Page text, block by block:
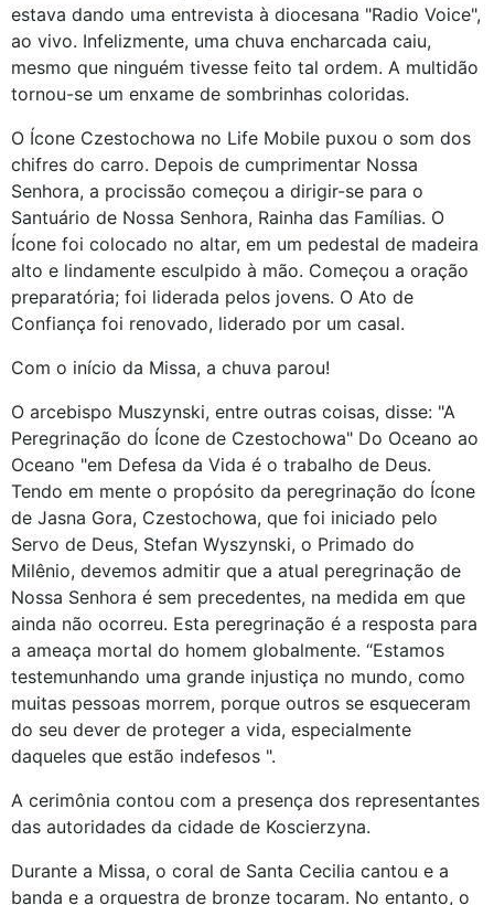
estava dando uma entrevista à diocesana "Radio Voice",
ao vivo. Infelizmente, uma chuva encharcada caiu,
mesmo que ninguém tivesse feito tal ordem. A multidão
tornou-se um enxame de sombrinhas coloridas.
O Ícone Czestochowa no Life Mobile puxou o som dos
chifres do carro. Depois de cumprimentar Nossa
Senhora, a procissão começou a dirigir-se para o
Santuário de Nossa Senhora, Rainha das Famílias. O
Ícone foi colocado no altar, em um pedestal de madeira
alto e lindamente esculpido à mão. Começou a oração
preparatória; foi liderada pelos jovens. O Ato de
Confiança foi renovado, liderado por um casal.
Com o início da Missa, a chuva parou!
O arcebispo Muszynski, entre outras coisas, disse: "A
Peregrinação do Ícone de Czestochowa" Do Oceano ao
Oceano "em Defesa da Vida é o trabalho de Deus.
Tendo em mente o propósito da peregrinação do Ícone
de Jasna Gora, Czestochowa, que foi iniciado pelo
Servo de Deus, Stefan Wyszynski, o Primado do
Milênio, devemos admitir que a atual peregrinação de
Nossa Senhora é sem precedentes, na medida em que
ainda não ocorreu. Esta peregrinação é a resposta para
a ameaça mortal do homem globalmente. “Estamos
testemunhando uma grande injustiça no mundo, como
muitas pessoas morrem, porque outros se esqueceram
do seu dever de proteger a vida, especialmente
daqueles que estão indefesos ".
A cerimônia contou com a presença dos representantes
das autoridades da cidade de Koscierzyna.
Durante a Missa, o coral de Santa Cecilia cantou e a
banda e a orquestra de bronze tocaram. No entanto, o